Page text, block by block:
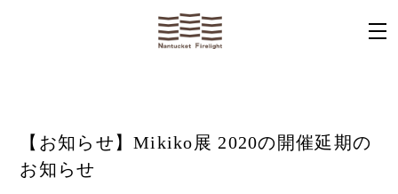
【お知らせ】Mikiko展 2020の開催延期の
お知らせ